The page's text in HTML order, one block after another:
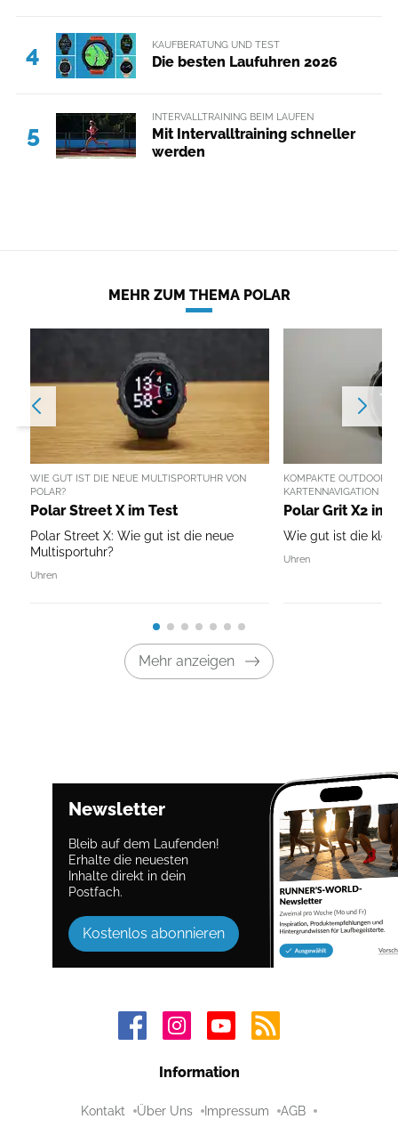
4 KAUFBERATUNG UND TEST
Die besten Laufuhren 2026
5
INTERVALLTRAINING BEIM LAUFEN
Mit Intervalltraining schneller
werden
MEHR ZUM THEMA POLAR
WIE GUT IST DIE NEUE MULTISPORTUHR VON
POLAR?
Polar Street X im Test
Polar Street X: Wie gut ist die neue
Multisportuhr?
Uhren
KOMPAKTE OUTDOOR-
KARTENNAVIGATION
Polar Grit X2 im
Wie gut ist die
Uhren
Mehr anzeigen
Newsletter
Bleib auf dem Laufenden!
Erhalte die neuesten
Inhalte direkt in dein
Postfach.
Kostenlos abonnieren
Information
Kontakt Über Uns Impressum AGB